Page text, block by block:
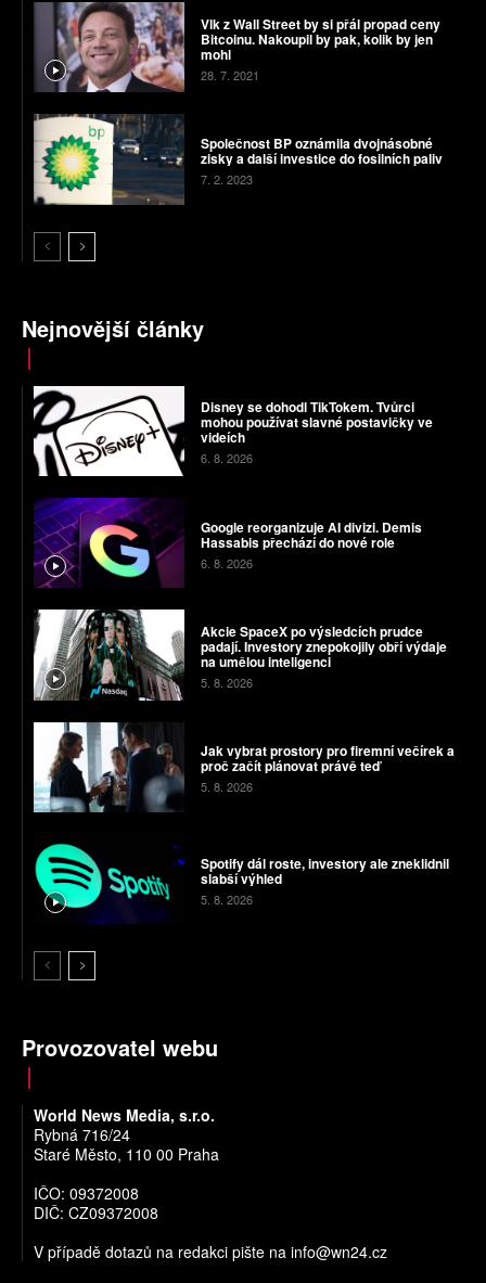
Vlk z Wall Street by si přál propad ceny
Bitcoinu. Nakoupil by pak, kolik by jen
mohl
28. 7. 2021
Společnost BP oznámila dvojnásobné
zisky a další investice do fosilních paliv
7. 2. 2023
Nejnovější články
Disney se dohodl TikTokem. Tvůrci
mohou používat slavné postavičky ve
videích
6. 8. 2026
Google reorganizuje AI divizi. Demis
Hassabis přechází do nové role
6. 8. 2026
Akcie SpaceX po výsledcích prudce
padají. Investory znepokojily obří výdaje
na umělou inteligenci
5. 8. 2026
Jak vybrat prostory pro firemní večírek a
proč začít plánovat právě teď
5. 8. 2026
Spotify dál roste, investory ale zneklidnil
slabší výhled
5. 8. 2026
Provozovatel webu
World News Media, s.r.o.
Rybná 716/24
Staré Město, 110 00 Praha
IČO: 09372008
DIČ: CZ09372008
V případě dotazů na redakci pište na info@wn24.cz